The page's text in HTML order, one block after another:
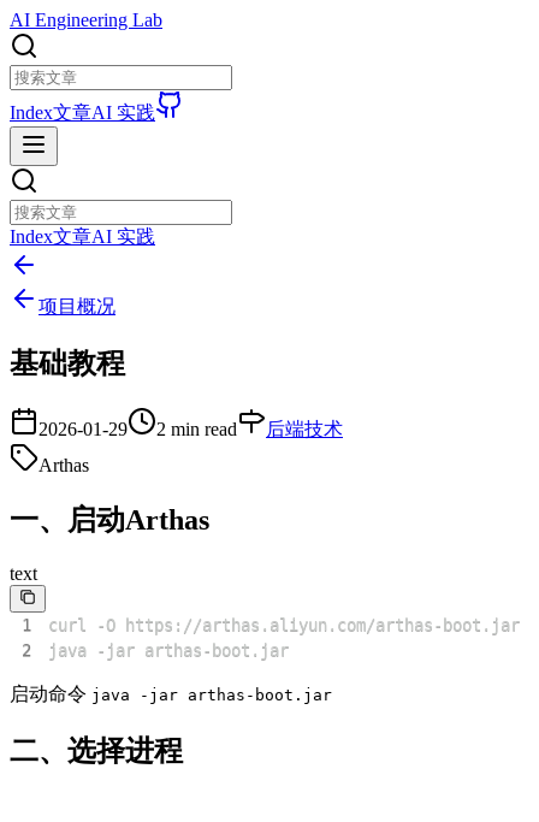
AI Engineering Lab
Index文章AI 实践
Index文章AI 实践
项目概况
基础教程
2026-01-29 2 min read
后端技术
Arthas
一、启动Arthas
text
1
curl -O https://arthas.aliyun.com/arthas-boot.jar
2
java -jar arthas-boot.jar
启动命令 java -jar arthas-boot.jar
二、选择进程